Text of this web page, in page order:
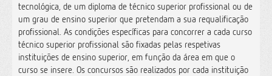
tecnológica, de um diploma de técnico superior profissional ou de
um grau de ensino superior que pretendam a sua requalificação
profissional. As condições específicas para concorrer a cada curso
técnico superior profissional são fixadas pelas respetivas
instituições de ensino superior, em função da área em que o
curso se insere. Os concursos são realizados por cada instituição